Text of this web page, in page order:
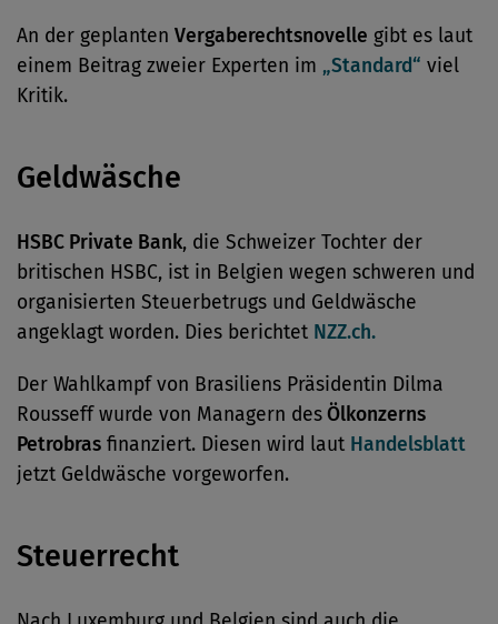
An der geplanten Vergaberechtsnovelle gibt es laut
einem Beitrag zweier Experten im „Standard“ viel
Kritik.
Geldwäsche
HSBC Private Bank, die Schweizer Tochter der
britischen HSBC, ist in Belgien wegen schweren und
organisierten Steuerbetrugs und Geldwäsche
angeklagt worden. Dies berichtet NZZ.ch.
Der Wahlkampf von Brasiliens Präsidentin Dilma
Rousseff wurde von Managern desÖlkonzerns
Petrobras finanziert. Diesen wird laut Handelsblatt
jetzt Geldwäsche vorgeworfen.
Steuerrecht